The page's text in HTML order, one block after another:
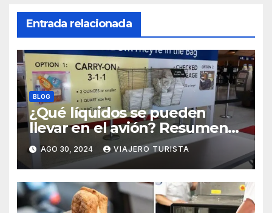
Entrada relacionada
BLOG
¿Qué líquidos se pueden
llevar en el avión? Resumen
práctico y rápido
AGO 30, 2024 VIAJERO TURISTA